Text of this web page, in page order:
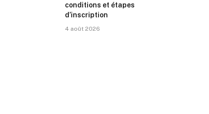
conditions et étapes
d’inscription
4 août 2026